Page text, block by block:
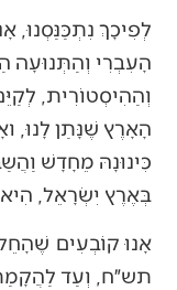
לְפִיכָךְ נִתְכַּנַּסְנוּ,
הָעִבְרִי וְהַתְּנוּעָה
וְהַהִיסְטוֹרִית,
הָאָרֶץ שֶׁנָּתַן לָנוּ,
כִּינוּנָהּ מֵחָדָשׁ
בְּאֶרֶץ יִשְׂרָאֵל,
אָנוּ קוֹבְעִים
תש״ח, וְעַד